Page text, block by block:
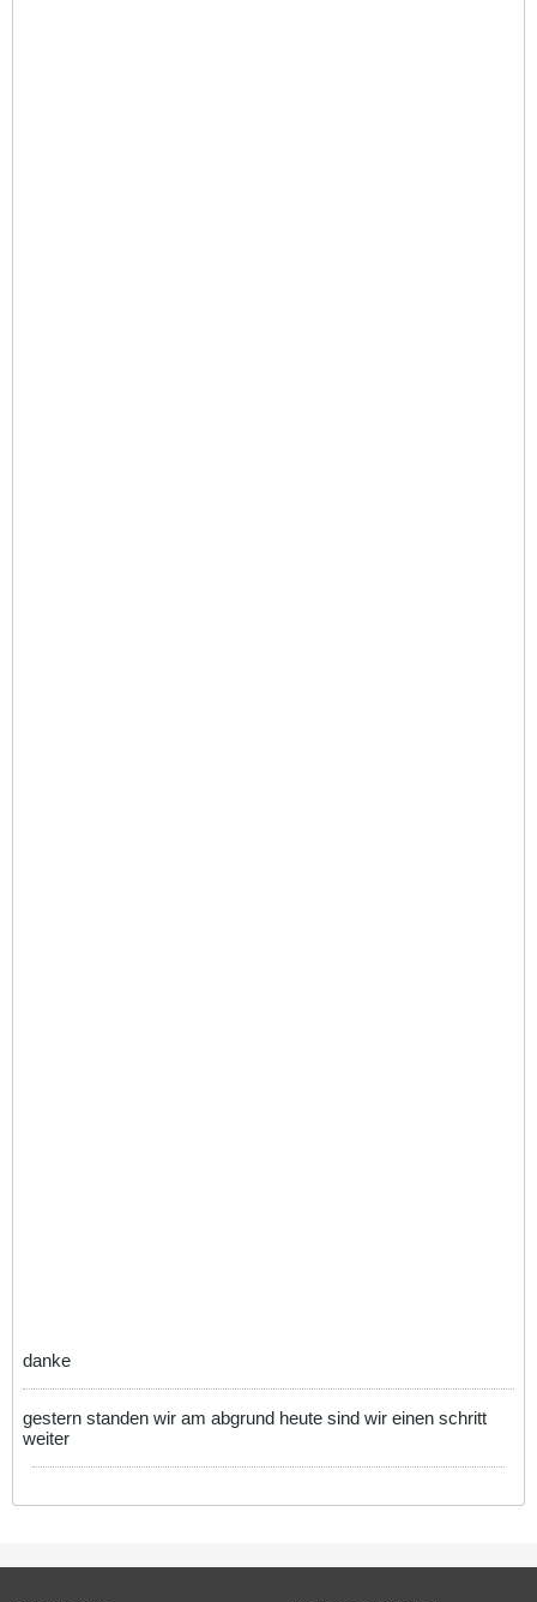
danke
gestern standen wir am abgrund heute sind wir einen schritt
weiter